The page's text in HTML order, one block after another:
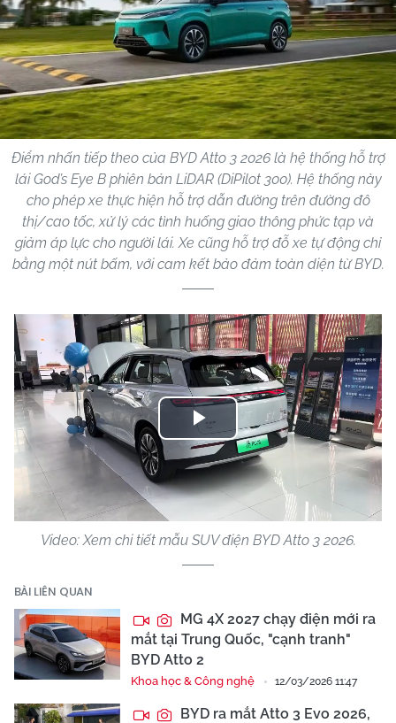
Điểm nhấn tiếp theo của BYD Atto 3 2026 là hệ thống hỗ trợ
lái God’s Eye B phiên bản LiDAR (DiPilot 300). Hệ thống này
cho phép xe thực hiện hỗ trợ dẫn đường trên đường đô
thị/cao tốc, xử lý các tình huống giao thông phức tạp và
giảm áp lực cho người lái. Xe cũng hỗ trợ đỗ xe tự động chỉ
bằng một nút bấm, với cam kết bảo đảm toàn diện từ BYD.
Play
Video
Video: Xem chi tiết mẫu SUV điện BYD Atto 3 2026.
BÀI LIÊN QUAN
MG 4X 2027 chạy điện mới ra
mắt tại Trung Quốc, "cạnh tranh"
BYD Atto 2
Khoa học & Công nghệ 12/03/2026 11:47
BYD ra mắt Atto 3 Evo 2026,